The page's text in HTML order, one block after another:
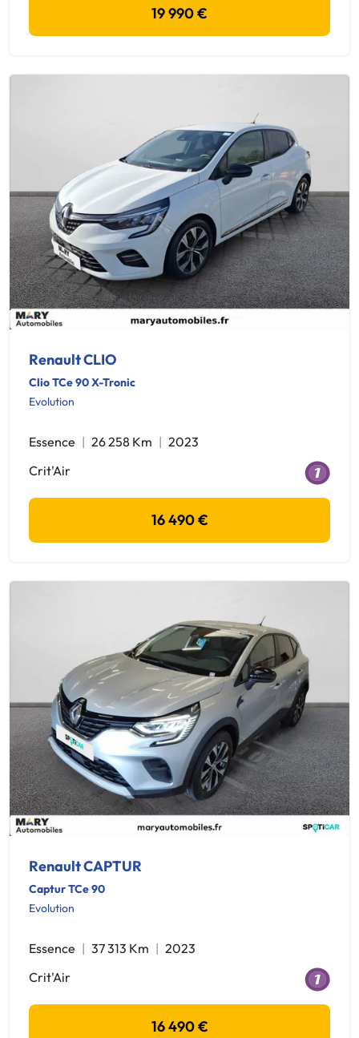
19 990 €
Renault CLIO
Clio TCe 90 X-Tronic
Evolution
Essence 26 258 Km
2023
Crit'Air
16 490 €
Renault CAPTUR
Captur TCe 90
Evolution
Essence 37 313 Km
2023
Crit'Air
16 490 €